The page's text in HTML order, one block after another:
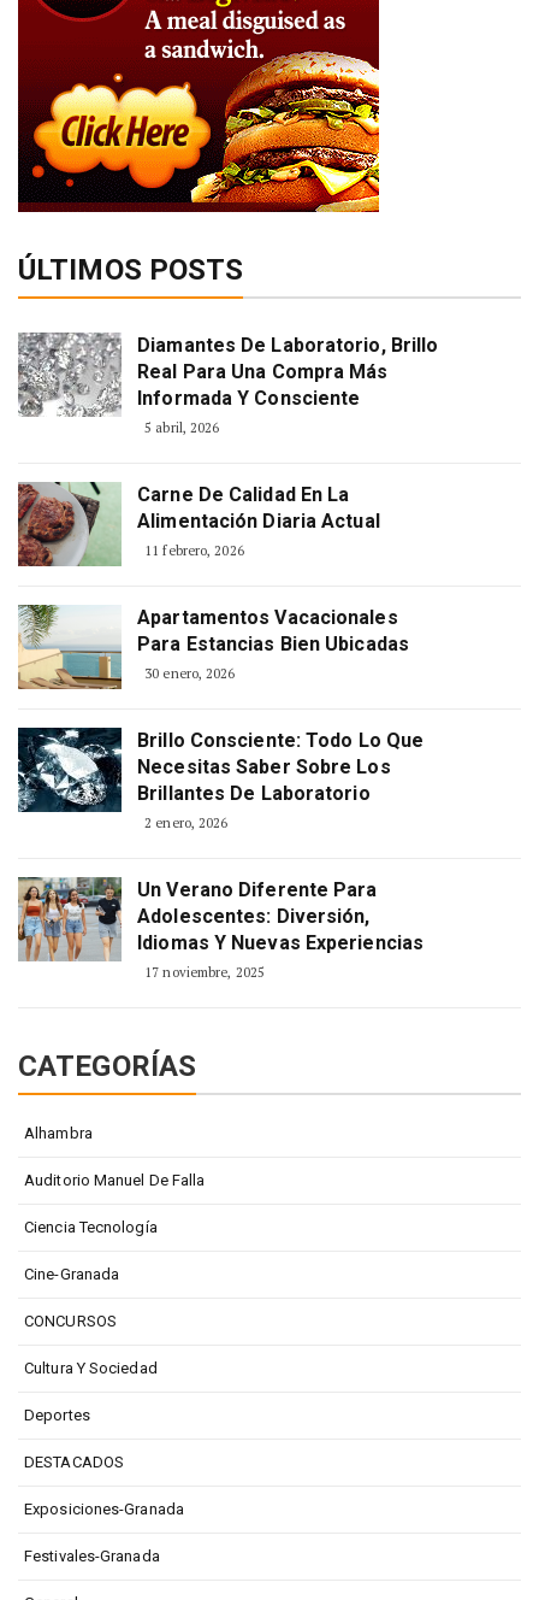
ÚLTIMOS POSTS
Diamantes De Laboratorio, Brillo
Real Para Una Compra Más
Informada Y Consciente
5 abril, 2026
Carne De Calidad En La
Alimentación Diaria Actual
11 febrero, 2026
Apartamentos Vacacionales
Para Estancias Bien Ubicadas
30 enero, 2026
Brillo Consciente: Todo Lo Que
Necesitas Saber Sobre Los
Brillantes De Laboratorio
2 enero, 2026
Un Verano Diferente Para
Adolescentes: Diversión,
Idiomas Y Nuevas Experiencias
17 noviembre, 2025
CATEGORÍAS
Alhambra
Auditorio Manuel De Falla
Ciencia Tecnología
Cine-Granada
CONCURSOS
Cultura Y Sociedad
Deportes
DESTACADOS
Exposiciones-Granada
Festivales-Granada